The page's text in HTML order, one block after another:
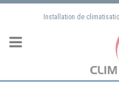
Installation de
Panneau de gestion des